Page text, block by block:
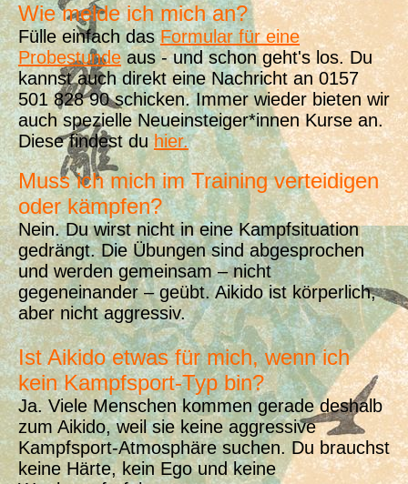
Wie melde ich mich an?
Fülle einfach dasFormular für eine
Probestundeaus - und schon geht's los. Du
kannst auch direkt eine Nachricht an 0157
501 828 90 schicken. Immer wieder bieten wir
auch spezielle Neueinsteiger*innen Kurse an.
Diese findest duhier.
Muss ich mich im Training verteidigen
oder kämpfen?
Nein. Du wirst nicht in eine Kampfsituation
gedrängt. Die Übungen sind abgesprochen
und werden gemeinsam – nicht
gegeneinander – geübt. Aikido ist körperlich,
aber nicht aggressiv.
Ist Aikido etwas für mich, wenn ich
kein Kampfsport-Typ bin?
Ja. Viele Menschen kommen gerade deshalb
zum Aikido, weil sie keine aggressive
Kampfsport-Atmosphäre suchen. Du brauchst
keine Härte, kein Ego und keine